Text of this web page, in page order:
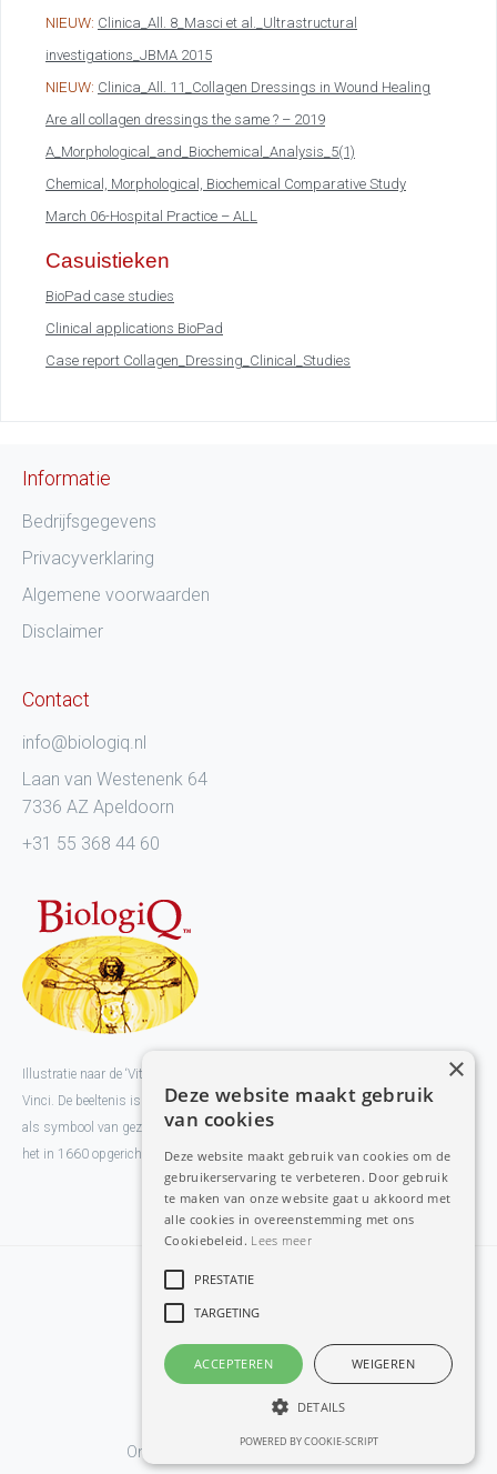
NIEUW: Clinica_All. 8_Masci et al._Ultrastructural
investigations_JBMA 2015
NIEUW: Clinica_All. 11_Collagen Dressings in Wound Healing
Are all collagen dressings the same ? – 2019
A_Morphological_and_Biochemical_Analysis_5(1)
Chemical, Morphological, Biochemical Comparative Study
March 06-Hospital Practice – ALL
Casuistieken
BioPad case studies
Clinical applications BioPad
Case report Collagen_Dressing_Clinical_Studies
Informatie
Bedrijfsgegevens
Privacyverklaring
Algemene voorwaarden
Disclaimer
Contact
info@biologiq.nl
Laan van Westenenk 64
7336 AZ Apeldoorn
+31 55 368 44 60
Illustratie naar de ‘Vitruviusman’ van kunstenaar en vernieuwer Leonardo da
Vinci. De beeltenis is gebaseerd op het pentagram dat Pythagoras gebruikte
als symbool van gezondheid. Het pentagram was eveneens het Gildeteken van
het in 1660 opgerichte Gilde van Goudse chirurgijns.
Home
Congressen
European Partners
Cover Webshop
Ontwikkeld door: Best4u Group B.V.
Deze website maakt gebruik
van cookies
Deze website maakt gebruik van cookies om de
gebruikerservaring te verbeteren. Door gebruik
te maken van onze website gaat u akkoord met
alle cookies in overeenstemming met ons
Cookiebeleid. Lees meer
PRESTATIE
TARGETING
ACCEPTEREN WEIGEREN
DETAILS
POWERED BY COOKIE-SCRIPT
×